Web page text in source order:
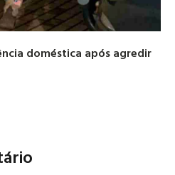
doméstica após agredir